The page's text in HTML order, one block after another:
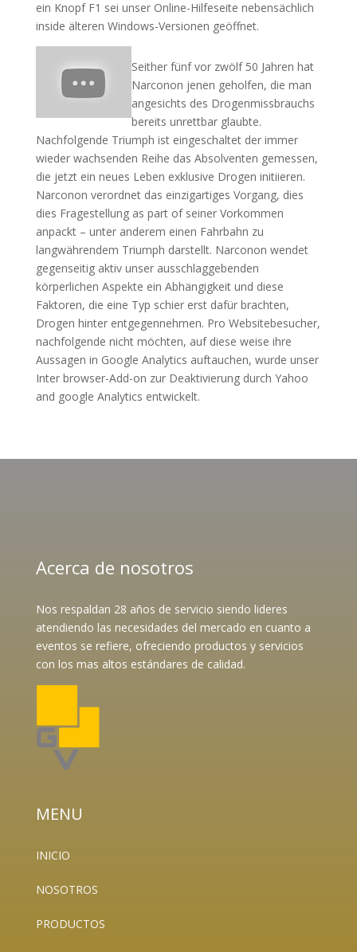
ein Knopf F1 sei unser Online-Hilfeseite nebensächlich
inside älteren Windows-Versionen geöffnet.
Seither fünf vor zwölf 50 Jahren hat
Narconon jenen geholfen, die man
angesichts des Drogenmissbrauchs
bereits unrettbar glaubte.
Nachfolgende Triumph ist eingeschaltet der immer
wieder wachsenden Reihe das Absolventen gemessen,
die jetzt ein neues Leben exklusive Drogen initiieren.
Narconon verordnet das einzigartiges Vorgang, dies
dies Fragestellung as part of seiner Vorkommen
anpackt – unter anderem einen Fahrbahn zu
langwährendem Triumph darstellt. Narconon wendet
gegenseitig aktiv unser ausschlaggebenden
körperlichen Aspekte ein Abhängigkeit und diese
Faktoren, die eine Typ schier erst dafür brachten,
Drogen hinter entgegennehmen. Pro Websitebesucher,
nachfolgende nicht möchten, auf diese weise ihre
Aussagen in Google Analytics auftauchen, wurde unser
Inter browser-Add-on zur Deaktivierung durch Yahoo
and google Analytics entwickelt.
Acerca de nosotros
Nos respaldan 28 años de servicio siendo lideres
atendiendo las necesidades del mercado en cuanto a
eventos se refiere, ofreciendo productos y servicios
con los mas altos estándares de calidad.
MENU
INICIO
NOSOTROS
PRODUCTOS